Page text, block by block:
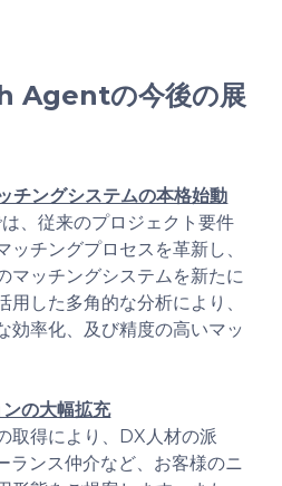
Agentの今後の展
チングシステムの本格始動
、従来のプロジェクト要件
ッチングプロセスを革新し、
マッチングシステムを新たに
した多角的な分析により、
効率化、及び精度の高いマッ
の大幅拡充
取得により、DX人材の派
ランス仲介など、お客様のニ